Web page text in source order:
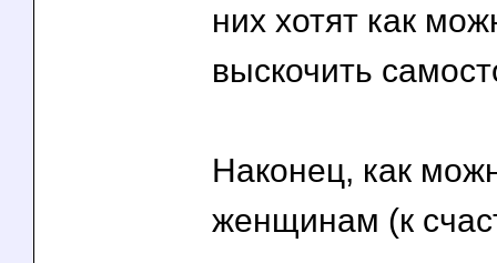
них хотят как
выскочить
Наконец, как
женщинам (к